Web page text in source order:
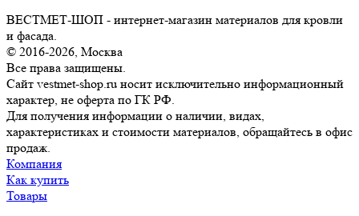
ВЕСТМЕТ-ШОП - интернет-магазин материалов для кровли
и фасада.
© 2016-2026, Москва
Все права защищены.
Сайт vestmet-shop.ru носит исключительно информационный
характер, не оферта по ГК РФ.
Для получения информации о наличии, видах,
характеристиках и стоимости материалов, обращайтесь в офис
продаж.
Компания
Как купить
Товары